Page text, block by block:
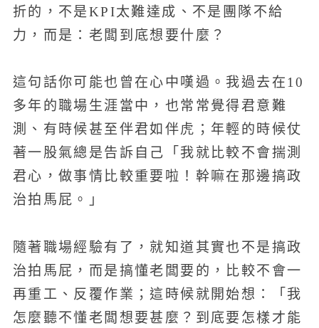
折的，不是KPI太難達成、不是團隊不給
力，而是：老闆到底想要什麼？
這句話你可能也曾在心中嘆過。我過去在10
多年的職場生涯當中，也常常覺得君意難
測、有時候甚至伴君如伴虎；年輕的時候仗
著一股氣總是告訴自己「我就比較不會揣測
君心，做事情比較重要啦！幹嘛在那邊搞政
治拍馬屁。」
隨著職場經驗有了，就知道其實也不是搞政
治拍馬屁，而是搞懂老闆要的，比較不會一
再重工、反覆作業；這時候就開始想：「我
怎麼聽不懂老闆想要甚麼？到底要怎樣才能